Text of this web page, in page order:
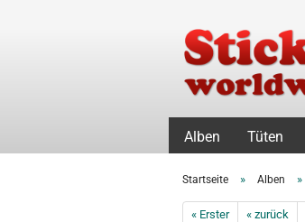
Alben Tüten
Startseite » Alben »
« Erster « zurück